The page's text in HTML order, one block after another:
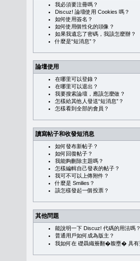
我必須要注冊嗎？
Discuz! 論壇使用 Cookies 嗎？
如何使用簽名？
如何使用個性化的頭像？
如果我遺忘了密碼，我該怎麼辦？
什麼是“短消息”？
論壇使用
在哪里可以登錄？
在哪里可以退出？
我要搜索論壇，應該怎麼做？
怎樣給其他人發送“短消息”？
怎樣看到全部的會員？
讀寫帖子和收發短消息
如何發布新帖子？
如何回復帖子？
我能夠刪除主題嗎？
怎樣編輯自己發表的帖子？
我可不可以上傳附件？
什麼是 Smilies？
該怎樣發起一個投票？
其他問題
能說明一下 Discuz! 代碼的用法嗎？
普通用戶如何成為版主？
我如何在 礎聶織簷翻�䪖壅� 具有